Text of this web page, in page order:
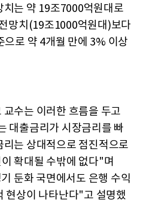
치는 약 19조7000억원대로
망치(19조1000억원대)보다
로 약 4개월 만에 3% 이상
수는 이러한 흐름을 두고
대출금리가 시장금리를 빠
는 상대적으로 점진적으로
확대될 수밖에 없다"며
둔화 국면에서도 은행 수익
현상이 나타난다"고 설명했